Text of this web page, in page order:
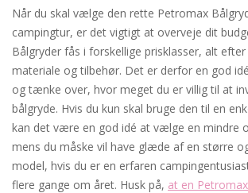
Når du skal vælge den rette Petromax
campingtur, er det vigtigt at overveje dit
Bålgryder fås i forskellige prisklasser, alt
materiale og tilbehør. Det er derfor en god
og tænke over, hvor meget du er villig til at
bålgryde. Hvis du kun skal bruge den til en
kan det være en god idé at vælge en mindre
mens du måske vil have glæde af en større
model, hvis du er en erfaren
flere gange om året. Husk på, at en